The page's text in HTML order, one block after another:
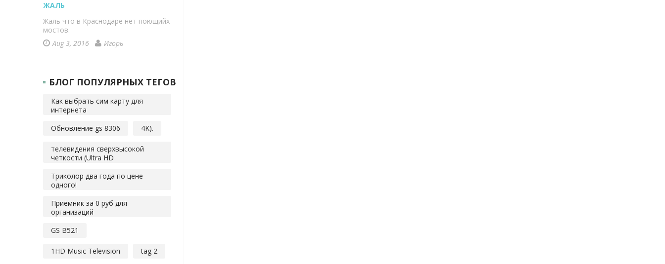
ЖАЛЬ
Жаль что в Краснодаре нет поющийх
мостов.
Aug 3, 2016
Игорь
БЛОГ ПОПУЛЯРНЫХ ТЕГОВ
Как выбрать сим карту для
интернета
Обновление gs 8306
4K).
телевидения сверхвысокой
четкости (Ultra HD
Триколор два года по цене
одного!
Приемник за 0 руб для
организаций
GS B521
1HD Music Television tag 2